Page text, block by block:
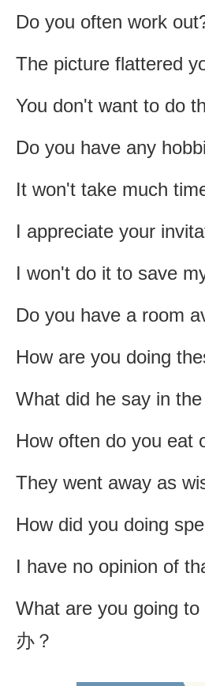
Do you often work
The picture flattered
You don't want to do
Do you have any
It won't take much
I appreciate your
I won't do it to save
Do you have a room
How are you doing
What did he say in
How often do you eat
They went away as
How did you doing
I have no opinion of
What are you going
办？